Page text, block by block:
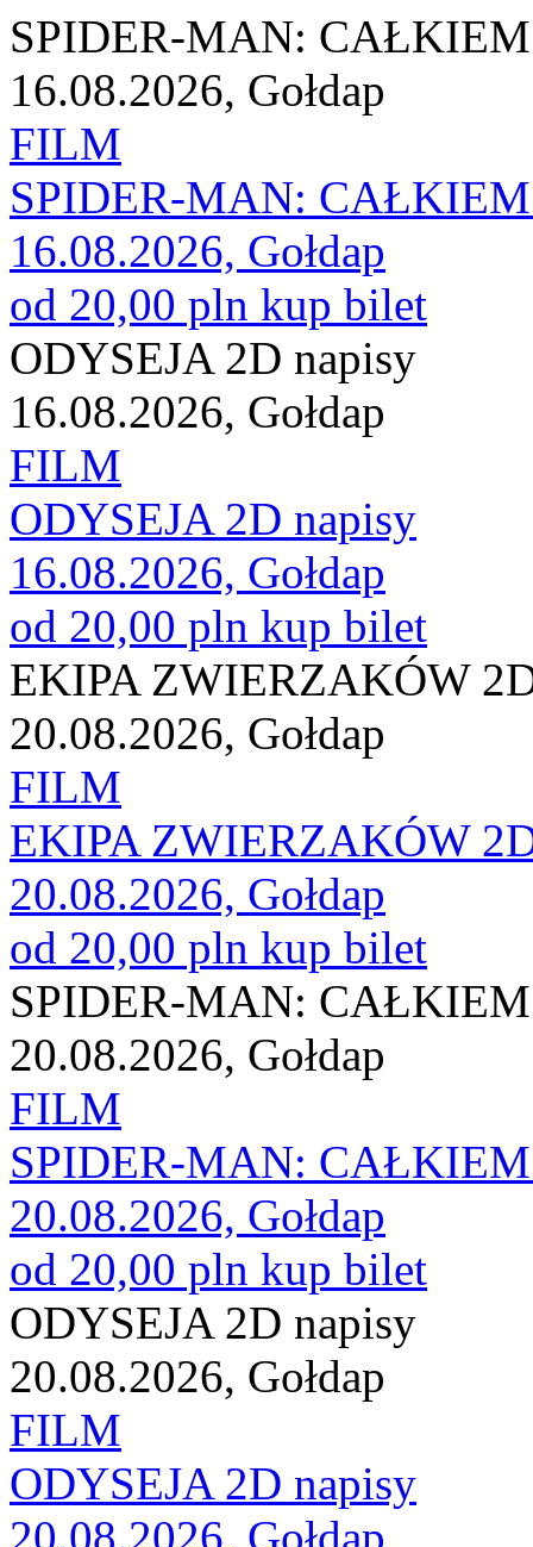
SPIDER-MAN:
16.08.2026, Gołdap
FILM
SPIDER-MAN:
16.08.2026, Gołdap
od 20,00 pln kup bilet
ODYSEJA 2D napisy
16.08.2026, Gołdap
FILM
ODYSEJA 2D napisy
16.08.2026, Gołdap
od 20,00 pln kup bilet
EKIPA ZWIERZAKÓW
20.08.2026, Gołdap
FILM
EKIPA ZWIERZAKÓW
20.08.2026, Gołdap
od 20,00 pln kup bilet
SPIDER-MAN:
20.08.2026, Gołdap
FILM
SPIDER-MAN:
20.08.2026, Gołdap
od 20,00 pln kup bilet
ODYSEJA 2D napisy
20.08.2026, Gołdap
FILM
ODYSEJA 2D napisy